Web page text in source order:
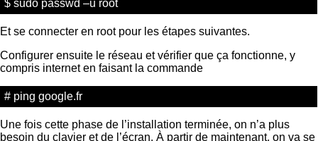
$ sudo passwd –u root
Et se connecter en root pour les étapes suivantes.
Configurer ensuite le réseau et vérifier que ça fonctionne, y
compris internet en faisant la commande
# ping google.fr
Une fois cette phase de l’installation terminée, on n’a plus
besoin du clavier et de l’écran. À partir de maintenant, on va se